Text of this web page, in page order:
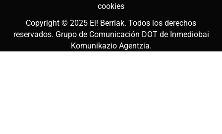
cookies
Copyright © 2025 Ei! Berriak. Todos los derechos
reservados. Grupo de Comunicación DOT de Inmediobai
Komunikazio Agentzia.